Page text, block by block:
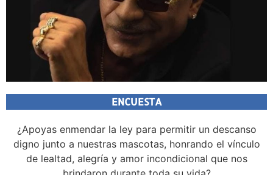
ENCUESTA
¿Apoyas enmendar la ley para permitir un descanso
digno junto a nuestras mascotas, honrando el vínculo
de lealtad, alegría y amor incondicional que nos